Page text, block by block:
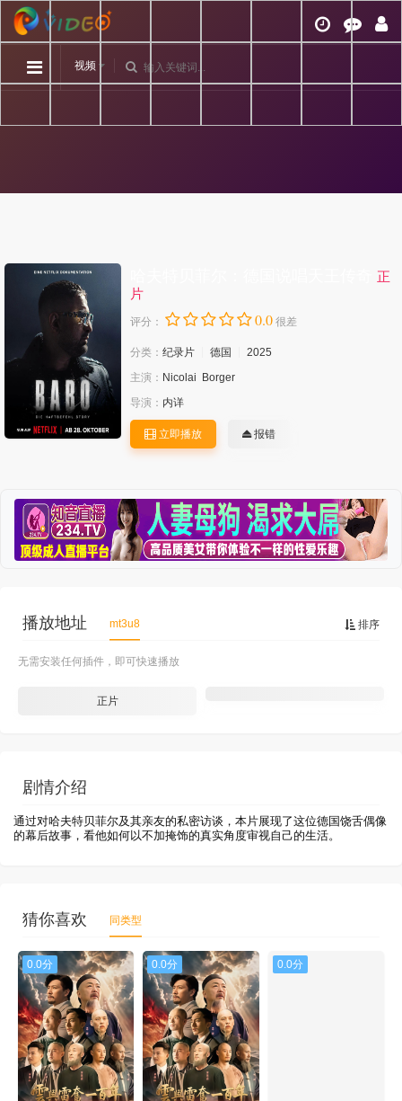
视频
正
片
评分： 0.0 很差
分类： 纪录片 德国
2025
主演： Nicolai
Borger
导演： 内详
立即播放 报错
排序
播放地址 mt3u8
无需安装任何插件，即可快速播放
正片
剧情介绍
通过对哈夫特贝菲尔及其亲友的私密访谈，本片展现了这位德国饶舌偶像
的幕后故事，看他如何以不加掩饰的真实角度审视自己的生活。
猜你喜欢 同类型
0.0分 0.0分 0.0分